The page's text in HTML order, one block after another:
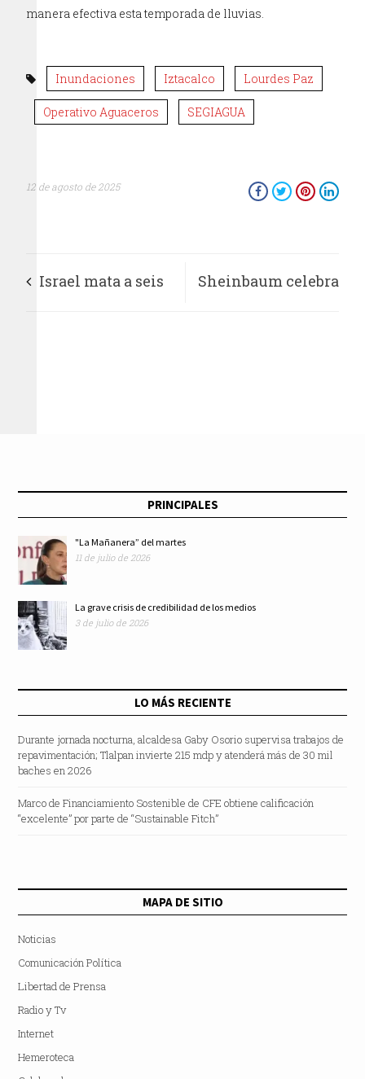
manera efectiva esta temporada de lluvias.
Inundaciones Iztacalco Lourdes Paz
Operativo Aguaceros SEGIAGUA
12 de agosto de 2025
Israel mata a seis Sheinbaum celebra
PRINCIPALES
"La Mañanera” del martes
11 de julio de 2026
La grave crisis de credibilidad de los medios
3 de julio de 2026
LO MÁS RECIENTE
Durante jornada nocturna, alcaldesa Gaby Osorio supervisa trabajos de
repavimentación; Tlalpan invierte 215 mdp y atenderá más de 30 mil
baches en 2026
Marco de Financiamiento Sostenible de CFE obtiene calificación
“excelente” por parte de “Sustainable Fitch”
MAPA DE SITIO
Noticias
Comunicación Política
Libertad de Prensa
Radio y Tv
Internet
Hemeroteca